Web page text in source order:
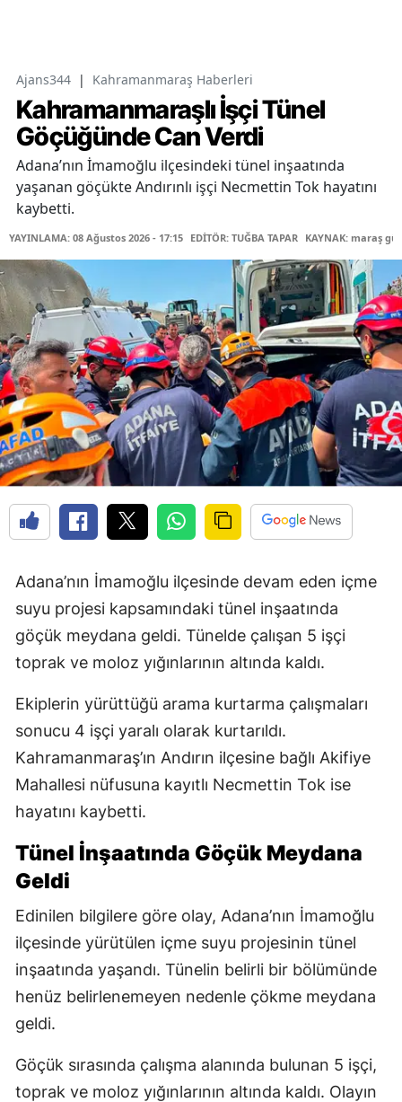
Ajans344 | Kahramanmaraş Haberleri
Kahramanmaraşlı İşçi Tünel
Göçüğünde Can Verdi
Adana’nın İmamoğlu ilçesindeki tünel inşaatında
yaşanan göçükte Andırınlı işçi Necmettin Tok hayatını
kaybetti.
YAYINLAMA: 08 Ağustos 2026 - 17:15 EDİTÖR: TUĞBA TAPAR KAYNAK: maraş
Adana’nın İmamoğlu ilçesinde devam eden içme
suyu projesi kapsamındaki tünel inşaatında
göçük meydana geldi. Tünelde çalışan 5 işçi
toprak ve moloz yığınlarının altında kaldı.
Ekiplerin yürüttüğü arama kurtarma çalışmaları
sonucu 4 işçi yaralı olarak kurtarıldı.
Kahramanmaraş’ın Andırın ilçesine bağlı Akifiye
Mahallesi nüfusuna kayıtlı Necmettin Tok ise
hayatını kaybetti.
Tünel İnşaatında Göçük Meydana
Geldi
Edinilen bilgilere göre olay, Adana’nın İmamoğlu
ilçesinde yürütülen içme suyu projesinin tünel
inşaatında yaşandı. Tünelin belirli bir bölümünde
henüz belirlenemeyen nedenle çökme meydana
geldi.
Göçük sırasında çalışma alanında bulunan 5 işçi,
toprak ve moloz yığınlarının altında kaldı. Olayın